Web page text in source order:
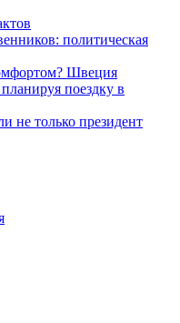
политическая
Швеция
поездку в
не только президент